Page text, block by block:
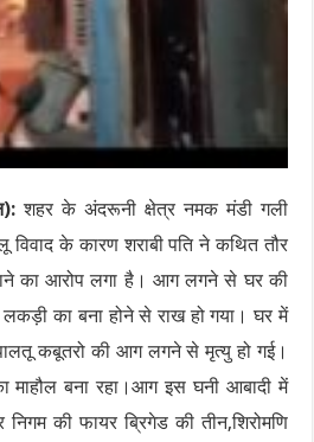
शहर के अंदरूनी क्षेत्र नमक मंडी गली
के कारण शराबी पति ने कथित तौर
का आरोप लगा है। आग लगने से घर की
लकड़ी का बना होने से राख हो गया। घर में
कबूतरो की आग लगने से मृत्यु हो गई।
बना रहा।आग इस घनी आबादी में
की फायर ब्रिगेड की तीन,शिरोमणि